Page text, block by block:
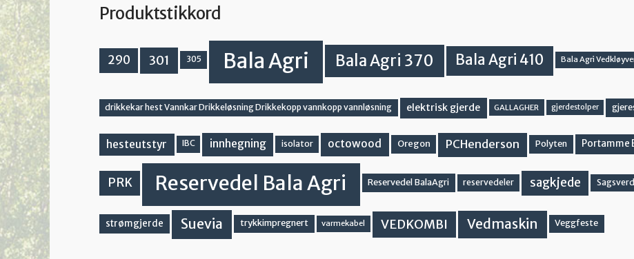
Produktstikkord
290 301 305 Bala Agri Bala Agri 370 Bala Agri 410 Bala Agri
drikkekar hest Vannkar Drikkeløsning Drikkekopp vannkopp vannløsning elektrisk gjerde GALLAGHER gjerdestolper
hesteutstyr IBC innhegning isolator octowood Oregon PCHenderson Polyten Portamme
PRK Reservedel Bala Agri Reservedel BalaAgri reservedeler sagkjede Sagsverd
strømgjerde Suevia trykkimpregnert varmekabel VEDKOMBI Vedmaskin Veggfeste